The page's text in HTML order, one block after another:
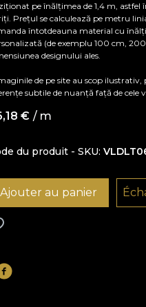
pe înălțimea de 1,4 m, astfel
Prețul se calculează pe metru
întotdeauna material cu
(de exemplu 100 cm,
designului ales.
de pe site au scop
subtile de nuanță față de cele
€ / m
du produit - SKU
Ajouter au panier